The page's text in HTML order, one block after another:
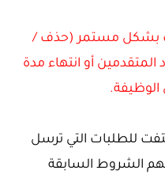
بشكل مستمر (حذف /
أو انتهاء مدة
الوظيفة.
للطلبات التي ترسل
الشروط السابقة